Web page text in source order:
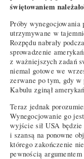
świętowaniem
Próby wynegocjowania
utrzymywane w
Rozpędu nabrały
sprowadzenie
z ważniejszych zadań
niemal gotowe we
zerwane po tym, gdy
Kabulu zginął
Teraz jednak
Wynegocjowanie go
wyjście sił USA
i szansą na ponowne
którego zakończenie
pewnością